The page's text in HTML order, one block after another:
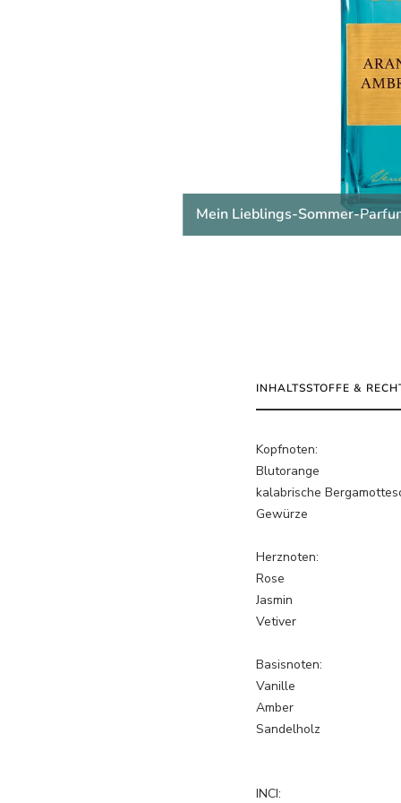
Mein Lieblings-Sommer-
INHALTSSTOFFE &
Kopfnoten:
Blutorange
kalabrische
Gewürze
Herznoten:
Rose
Jasmin
Vetiver
Basisnoten:
Vanille
Amber
Sandelholz
INCI: